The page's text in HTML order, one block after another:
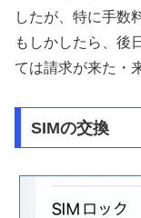
したが、特に手数
もしかしたら、
ては請求が来た・
SIMの交換